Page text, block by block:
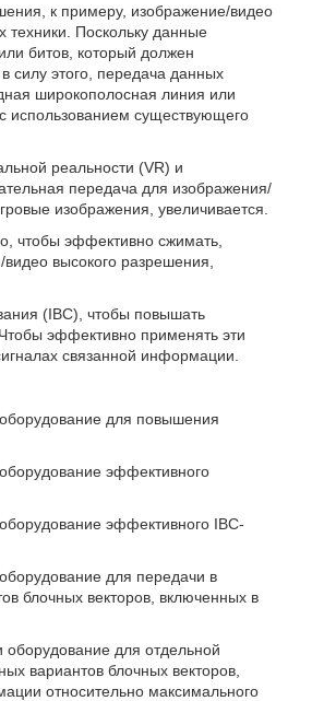
к примеру, изображение/видео
техники. Поскольку данные
битов, который должен
силу этого, передача данных
широкополосная линия или
использованием существующего
реальности (VR) и
передача для изображения/
изображения, увеличивается.
чтобы эффективно сжимать,
высокого разрешения,
(IBC), чтобы повышать
эффективно применять эти
связанной информации.
для повышения
эффективного
эффективного IBC-
для передачи в
блочных векторов, включенных в
оборудование для отдельной
вариантов блочных векторов,
относительно максимального